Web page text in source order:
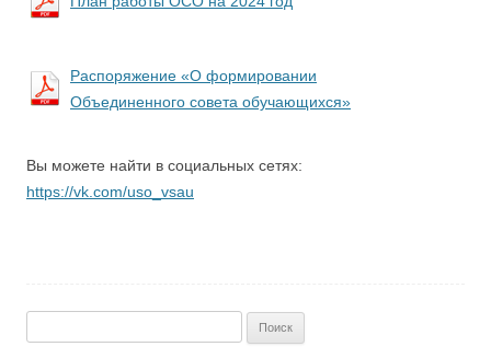
Распоряжение «О формировании
Объединенного совета обучающихся»
Вы можете найти в социальных сетях:
https://vk.com/uso_vsau